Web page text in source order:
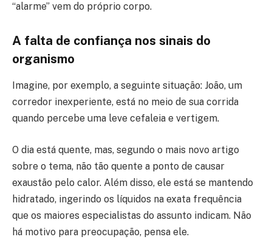
“alarme” vem do próprio corpo.
A falta de confiança nos sinais do
organismo
Imagine, por exemplo, a seguinte situação: João, um
corredor inexperiente, está no meio de sua corrida
quando percebe uma leve cefaleia e vertigem.
O dia está quente, mas, segundo o mais novo artigo
sobre o tema, não tão quente a ponto de causar
exaustão pelo calor. Além disso, ele está se mantendo
hidratado, ingerindo os líquidos na exata frequência
que os maiores especialistas do assunto indicam. Não
há motivo para preocupação, pensa ele.